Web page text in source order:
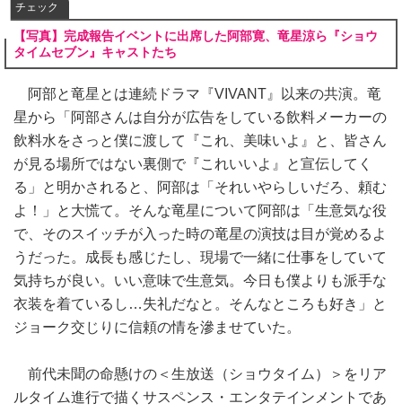
チェック
【写真】完成報告イベントに出席した阿部寛、竜星涼ら『ショウ
タイムセブン』キャストたち
阿部と竜星とは連続ドラマ『VIVANT』以来の共演。竜
星から「阿部さんは自分が広告をしている飲料メーカーの
飲料水をさっと僕に渡して『これ、美味いよ』と、皆さん
が見る場所ではない裏側で『これいいよ』と宣伝してく
る」と明かされると、阿部は「それいやらしいだろ、頼む
よ！」と大慌て。そんな竜星について阿部は「生意気な役
で、そのスイッチが入った時の竜星の演技は目が覚めるよ
うだった。成長も感じたし、現場で一緒に仕事をしていて
気持ちが良い。いい意味で生意気。今日も僕よりも派手な
衣装を着ているし…失礼だなと。そんなところも好き」と
ジョーク交じりに信頼の情を滲ませていた。
前代未聞の命懸けの＜生放送（ショウタイム）＞をリア
ルタイム進行で描くサスペンス・エンタテインメントであ